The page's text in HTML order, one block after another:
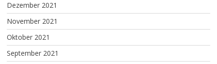
Dezember 2021
November 2021
Oktober 2021
September 2021